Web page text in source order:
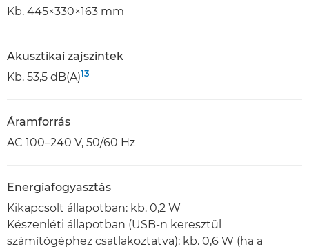
Kb. 445×330×163 mm
Akusztikai zajszintek
Kb. 53,5 dB(A)13
Áramforrás
AC 100–240 V, 50/60 Hz
Energiafogyasztás
Kikapcsolt állapotban: kb. 0,2 W
Készenléti állapotban (USB-n keresztül
számítógéphez csatlakoztatva): kb. 0,6 W (ha a